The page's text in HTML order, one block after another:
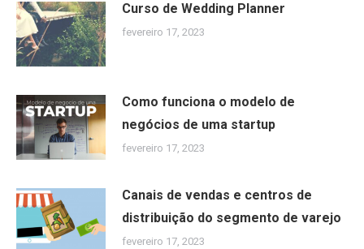
Curso de Wedding Planner
fevereiro 17, 2023
Como funciona o modelo de
negócios de uma startup
fevereiro 17, 2023
Canais de vendas e centros de
distribuição do segmento de varejo
fevereiro 17, 2023